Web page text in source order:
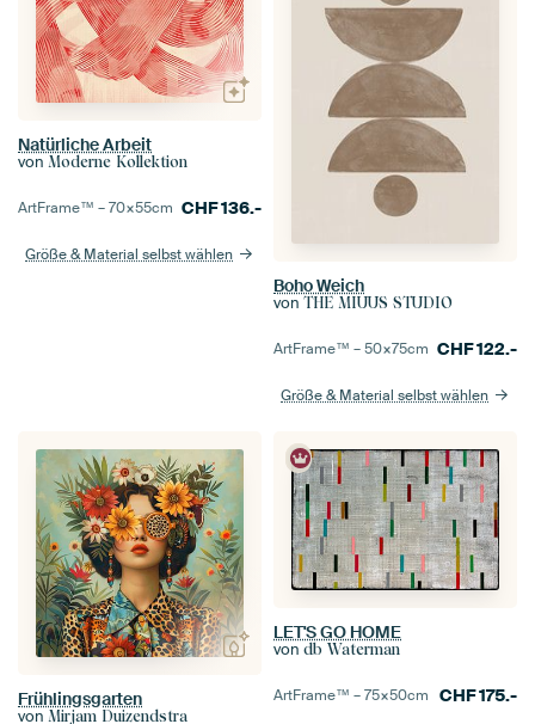
Natürliche Arbeit
von Moderne Kollektion
ArtFrame™ –70×55cm CHF136.-
Größe & Material selbst wählen
Boho Weich
von THE MIUUS STUDIO
ArtFrame™ –50×75cm CHF122.-
Größe & Material selbst wählen
Frühlingsgarten
von Mirjam Duizendstra
LET'S GO HOME
von db Waterman
ArtFrame™ –75×50cm CHF175.-